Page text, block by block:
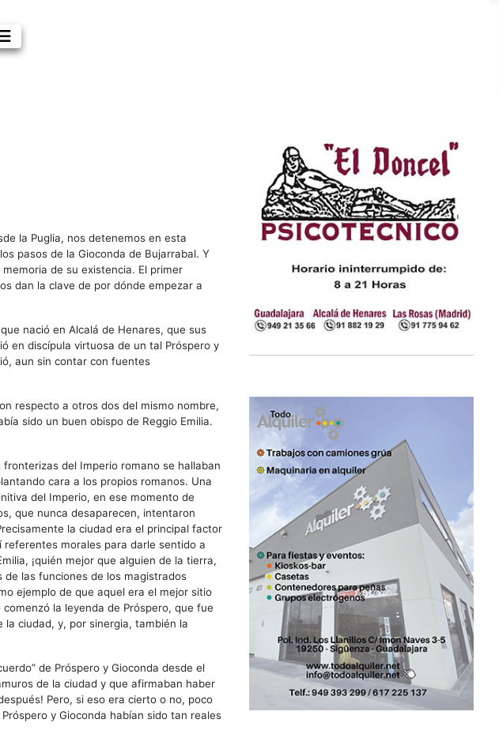
la Puglia, nos detenemos en esta
pasos de la Gioconda de Bujarrabal. Y
de su existencia. El primer
dan la clave de por dónde empezar a
nació en Alcalá de Henares, que sus
en discípula virtuosa de un tal Próspero y
aun sin contar con fuentes
respecto a otros dos del mismo nombre,
sido un buen obispo de Reggio Emilia.
del Imperio romano se hallaban
cara a los propios romanos. Una
del Imperio, en ese momento de
que nunca desaparecen, intentaron
la ciudad era el principal factor
morales para darle sentido a
¡quién mejor que alguien de la tierra,
de las funciones de los magistrados
ejemplo de que aquel era el mejor sitio
la leyenda de Próspero, que fue
la ciudad, y, por sinergia, también la
de Próspero y Gioconda desde el
de la ciudad y que afirmaban haber
Pero, si eso era cierto o no, poco
y Gioconda habían sido tan reales